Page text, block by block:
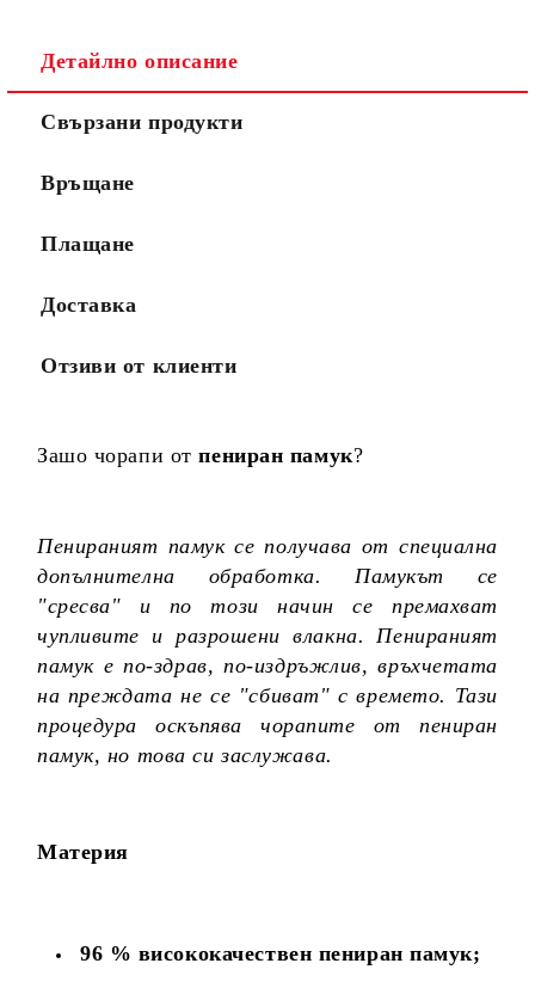
Детайлно описание
Свързани продукти
Връщане
Плащане
Доставка
Отзиви от клиенти
Зашо чорапи отпениран памук?
Пенираният памук се получава от специална
допълнителна обработка. Памукът се
"сресва" и по този начин се премахват
чупливите и разрошени влакна. Пенираният
памук е по-здрав, по-издръжлив, връхчетата
на преждата не се "сбиват" с времето. Тази
процедура оскъпява чорапите от пениран
памук, но това си заслужава.
Материя
96 % висококачествен пениран памук;